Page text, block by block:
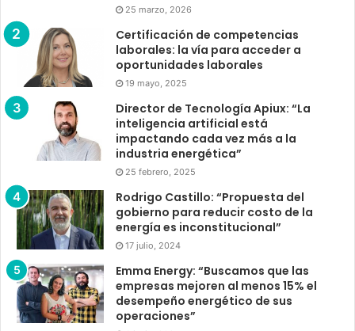
25 marzo, 2026
Certificación de competencias
laborales: la vía para acceder a
oportunidades laborales
19 mayo, 2025
Director de Tecnología Apiux: “La
inteligencia artificial está
impactando cada vez más a la
industria energética”
25 febrero, 2025
Rodrigo Castillo: “Propuesta del
gobierno para reducir costo de la
energía es inconstitucional”
17 julio, 2024
Emma Energy: “Buscamos que las
empresas mejoren al menos 15% el
desempeño energético de sus
operaciones”